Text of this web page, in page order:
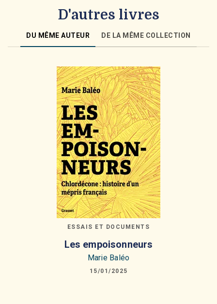
D'autres livres
DU MÊME AUTEUR DE LA MÊME COLLECTION
ESSAIS ET DOCUMENTS
Les empoisonneurs
Marie Baléo
15/01/2025